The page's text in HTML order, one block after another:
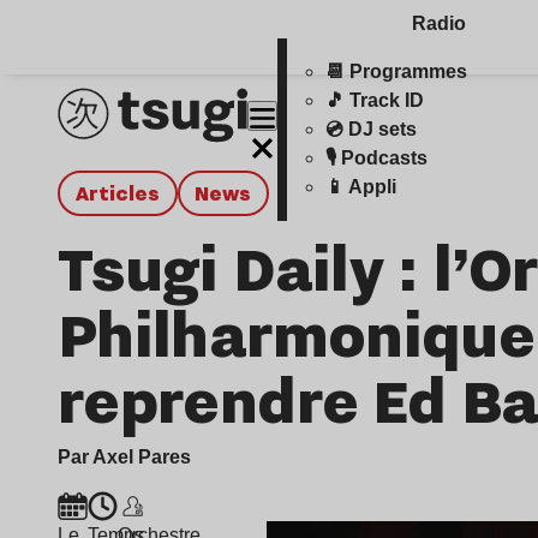
Radio
📆 Programmes
🎵 Track ID
💿 DJ sets
🎙️ Podcasts
📱 Appli
Articles news
Tsugi Daily :
reprendre Ed
Par Axel Pares